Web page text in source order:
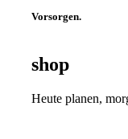
Vorsorgen.
shop
Heute planen,